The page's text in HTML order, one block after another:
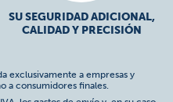
SU SEGURIDAD ADICIONAL,
CALIDAD Y PRECISIÓN
exclusivamente a empresas y
a consumidores finales.